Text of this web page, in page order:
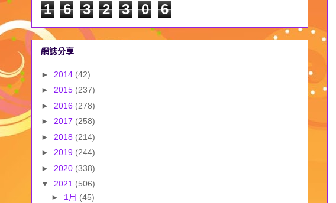
1 6 3 2 3 0 6
網誌分享
► 2014 (42)
► 2015 (237)
► 2016 (278)
► 2017 (258)
► 2018 (214)
► 2019 (244)
► 2020 (338)
▼ 2021 (506)
► 1月 (45)